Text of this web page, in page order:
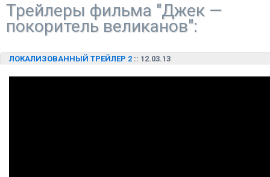
Трейлеры фильма "Джек —
покоритель великанов":
ЛОКАЛИЗОВАННЫЙ ТРЕЙЛЕР 2 :: 12.03.13